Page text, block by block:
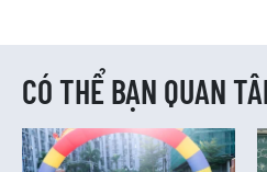
CÓ THỂ BẠN QUAN